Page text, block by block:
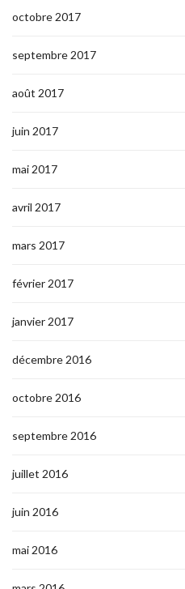
octobre 2017
septembre 2017
août 2017
juin 2017
mai 2017
avril 2017
mars 2017
février 2017
janvier 2017
décembre 2016
octobre 2016
septembre 2016
juillet 2016
juin 2016
mai 2016